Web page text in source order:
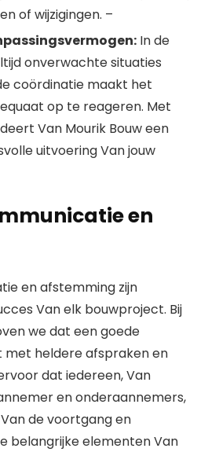
of wijzigingen. –
In de
onverwachte situaties
coördinatie maakt het
op te reageren. Met
Van Mourik Bouw een
uitvoering Van jouw
en
en afstemming zijn
Van elk bouwproject. Bij
we dat een goede
met heldere afspraken en
dat iedereen, Van
en onderaannemers,
de voortgang en
belangrijke elementen Van